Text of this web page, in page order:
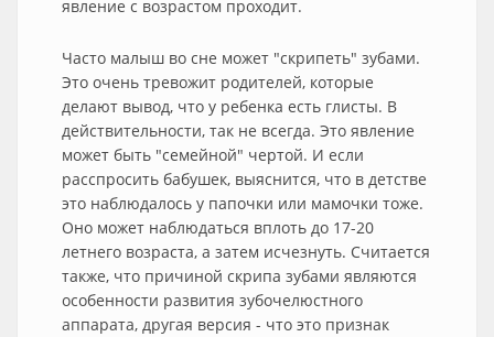
явление с возрастом проходит.
Часто малыш во сне может "скрипеть" зубами.
Это очень тревожит родителей, которые
делают вывод, что у ребенка есть глисты. В
действительности, так не всегда. Это явление
может быть "семейной" чертой. И если
расспросить бабушек, выяснится, что в детстве
это наблюдалось у папочки или мамочки тоже.
Оно может наблюдаться вплоть до 17-20
летнего возраста, а затем исчезнуть. Считается
также, что причиной скрипа зубами являются
особенности развития зубочелюстного
аппарата, другая версия - что это признак